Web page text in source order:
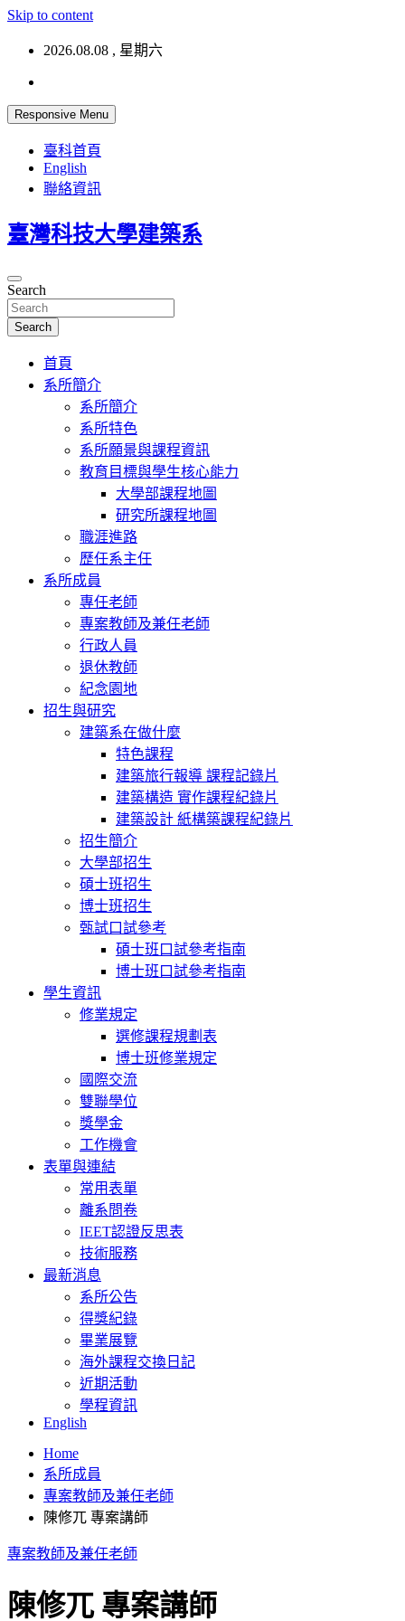
Skip to content
2026.08.08 , 星期六
Responsive Menu
臺科首頁
English
聯絡資訊
臺灣科技大學建築系
Search
Search
首頁
系所簡介
系所簡介
系所特色
系所願景與課程資訊
教育目標與學生核心能力
大學部課程地圖
研究所課程地圖
職涯進路
歷任系主任
系所成員
專任老師
專案教師及兼任老師
行政人員
退休教師
紀念園地
招生與研究
建築系在做什麼
特色課程
建築旅行報導 課程記錄片
建築構造 實作課程紀錄片
建築設計 紙構築課程紀錄片
招生簡介
大學部招生
碩士班招生
博士班招生
甄試口試參考
碩士班口試參考指南
博士班口試參考指南
學生資訊
修業規定
選修課程規劃表
博士班修業規定
國際交流
雙聯學位
獎學金
工作機會
表單與連結
常用表單
離系問卷
IEET認證反思表
技術服務
最新消息
系所公告
得獎紀錄
畢業展覽
海外課程交換日記
近期活動
學程資訊
English
Home
系所成員
專案教師及兼任老師
陳修兀 專案講師
專案教師及兼任老師
陳修兀 專案講師